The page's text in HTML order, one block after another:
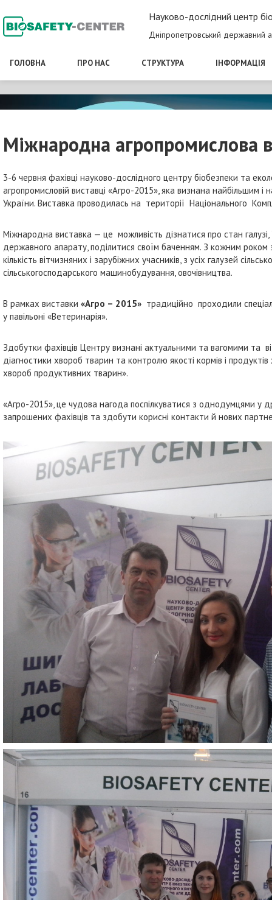
Науково-дослідний центр
Дніпропетровський державний
ГОЛОВНА ПРО НАС СТРУКТУРА ІНФОРМАЦІЯ
Міжнародна агропромислова
3-6 червня фахівці науково-дослідного центру біобезпеки та
агропромисловій виставці «Агро-2015», яка визнана найбільшим
України. Виставка проводилась на території Національного
Міжнародна виставка — це можливість дізнатися про стан галузі,
державного апарату, поділитися своїм баченням. З кожним роком
кількість вітчизняних і зарубіжних учасників, з усіх галузей
сільськогосподарського машинобудування, овочівництва.
В рамках виставки «Агро – 2015» традиційно проходили
у павільоні «Ветеринарія».
Здобутки фахівців Центру визнані актуальними та вагомими та
діагностики хвороб тварин та контролю якості кормів і
хвороб продуктивних тварин».
«Агро-2015», це чудова нагода поспілкуватися з однодумцями у
запрошених фахівців та здобути корисні контакти й нових